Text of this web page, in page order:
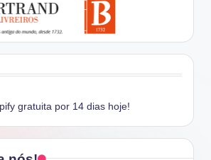
gratuita por 14 dias hoje!